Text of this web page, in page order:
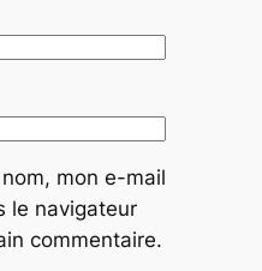
mon e-mail
le navigateur
commentaire.